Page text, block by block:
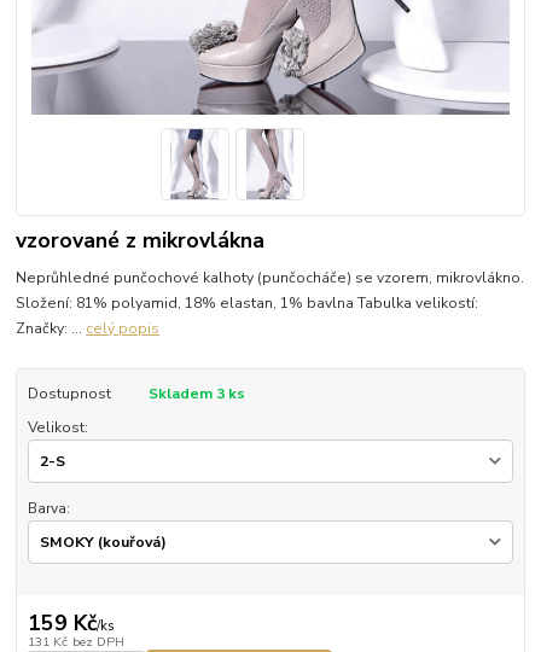
vzorované z mikrovlákna
Neprůhledné punčochové kalhoty (punčocháče) se vzorem, mikrovlákno.
Složení: 81% polyamid, 18% elastan, 1% bavlna Tabulka velikostí:
Značky: ... celý popis
Dostupnost
Skladem 3 ks
Velikost:
Barva:
159 Kč/ks
131 Kč bez DPH